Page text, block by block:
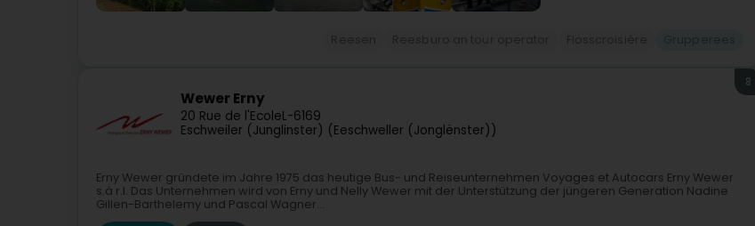
Wewer Erny
20 Rue de l'EcoleL-6169
Eschweiler (Junglinster) (Eeschweller (Jonglënster))
8
Erny Wewer gründete im Jahre 1975 das heutige Bus- und Reiseunternehmen Voyages et Autocars Erny Wewer
s.à r.l. Das Unternehmen wird von Erny und Nelly Wewer mit der Unterstützung der jüngeren Generation Nadine
Gillen-Barthelemy und Pascal Wagner...